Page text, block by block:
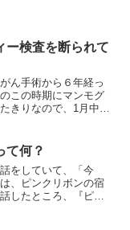
ます。まず、...
ー検査を断られて
ん手術から６年経っ
この時期にマンモグ
きりなので、1月中に
決めてから、「鎖骨
って...
て何？
をしていて、「今
、ピンクリボンの宿
したところ、『ピン